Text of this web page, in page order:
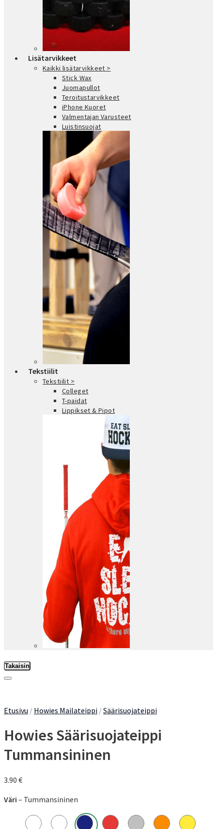
Lisätarvikkeet
Kaikki lisätarvikkeet >
Stick Wax
Juomapullot
Teroitustarvikkeet
iPhone Kuoret
Valmentajan Varusteet
Luistinsuojat
Tekstiilit
Tekstiilit >
Colleget
T-paidat
Lippikset & Pipot
Takaisin
Etusivu / Howies Mailateippi /Säärisuojateippi
Howies Säärisuojateippi
Tummansininen
3.90 €
Väri – Tummansininen